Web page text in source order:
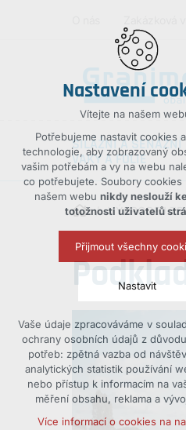
SILÁŽNÍ A SENÁŽNÍ
VAKY A FOLIE
VÝPRODEJ
Nastavení
Vítejte na našem
Potřebujeme nastavit cookies
technologie, aby zobrazovaný
vašim potřebám a vy na webu
co potřebujete. Soubory cookies
našem webu nikdy neslouží
totožnosti uživatelů
Přijmout všechny
Nastavit
Technická cookies
nutná pro provozování
udržení kontextu stránek
případná přihlášení, volby
Volitelná cookies
analytická pro
Vaše údaje zpracováváme v
ochrany osobních údajů z
potřeb: zpětná vazba od
analytických statistik používání
nebo přístup k informacím na
měření obsahu, reklama a
Více informací o cookies na